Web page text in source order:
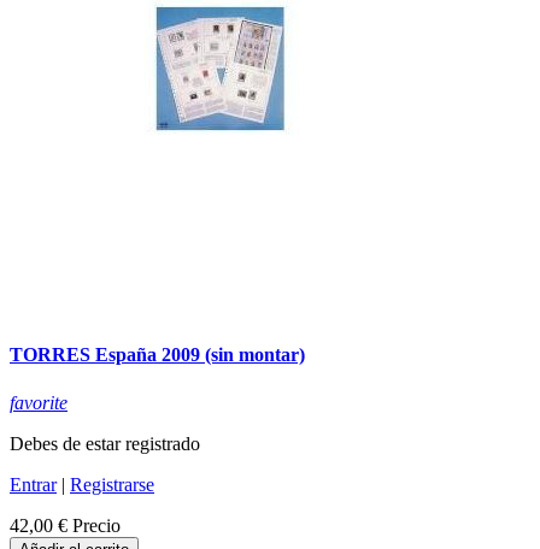
TORRES España 2009 (sin montar)
favorite
Debes de estar registrado
Entrar| Registrarse
42,00 € Precio